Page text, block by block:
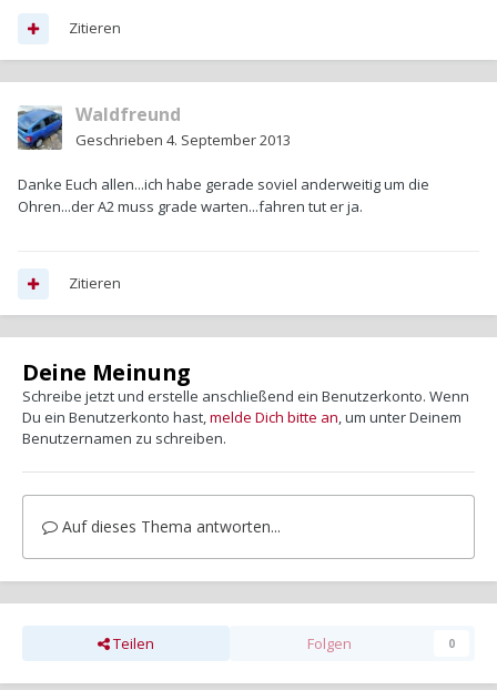
Zitieren
Waldfreund
Geschrieben 4. September 2013
Danke Euch allen...ich habe gerade soviel anderweitig um die
Ohren...der A2 muss grade warten...fahren tut er ja.
Zitieren
Deine Meinung
Schreibe jetzt und erstelle anschließend ein Benutzerkonto. Wenn
Du ein Benutzerkonto hast,melde Dich bitte an, um unter Deinem
Benutzernamen zu schreiben.
Auf dieses Thema antworten...
Teilen Folgen 0